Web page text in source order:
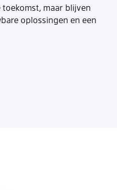
maar blijven
oplossingen en een